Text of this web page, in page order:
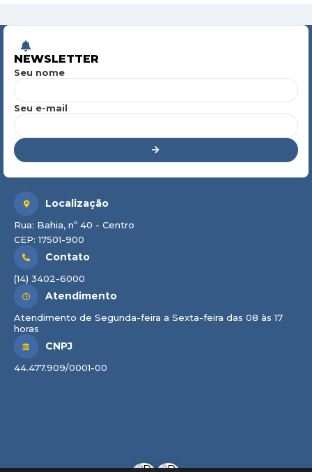
NEWSLETTER
Seu nome
Seu e-mail
Localização
Rua: Bahia, nº 40 - Centro
CEP: 17501-900
Contato
(14) 3402-6000
Atendimento
Atendimento de Segunda-feira a Sexta-feira das 08 às 17
horas
CNPJ
44.477.909/0001-00